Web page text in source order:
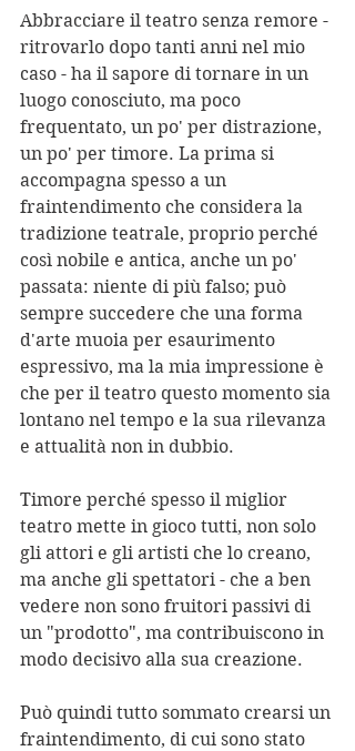
Abbracciare il teatro senza remore -
ritrovarlo dopo tanti anni nel mio
caso - ha il sapore di tornare in un
luogo conosciuto, ma poco
frequentato, un po' per distrazione,
un po' per timore. La prima si
accompagna spesso a un
fraintendimento che considera la
tradizione teatrale, proprio perché
così nobile e antica, anche un po'
passata: niente di più falso; può
sempre succedere che una forma
d'arte muoia per esaurimento
espressivo, ma la mia impressione è
che per il teatro questo momento sia
lontano nel tempo e la sua rilevanza
e attualità non in dubbio.
Timore perché spesso il miglior
teatro mette in gioco tutti, non solo
gli attori e gli artisti che lo creano,
ma anche gli spettatori - che a ben
vedere non sono fruitori passivi di
un "prodotto", ma contribuiscono in
modo decisivo alla sua creazione.
Può quindi tutto sommato crearsi un
fraintendimento, di cui sono stato